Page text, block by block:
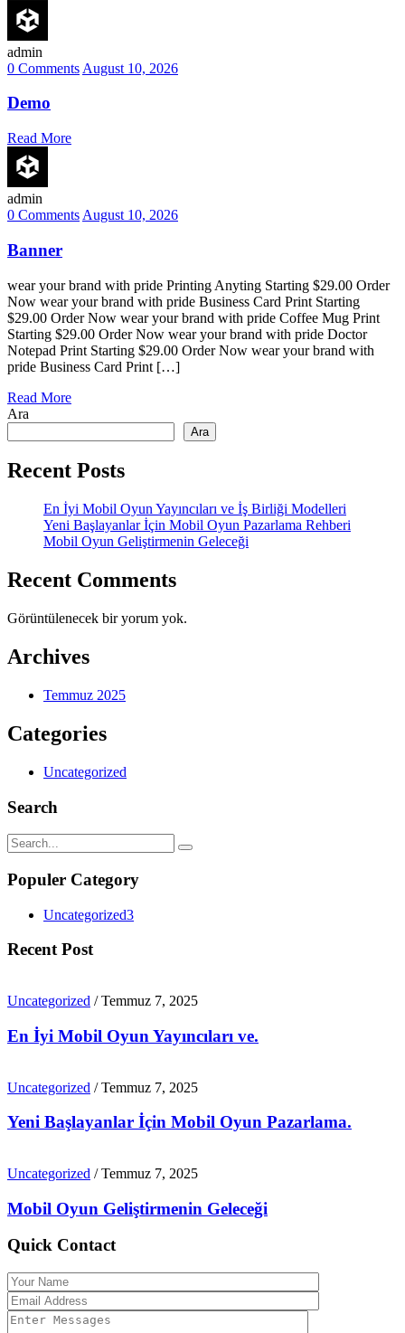
admin
0 Comments August 10, 2026
Demo
Read More
admin
0 Comments August 10, 2026
Banner
wear your brand with pride Printing Anyting Starting $29.00 Order
Now wear your brand with pride Business Card Print Starting
$29.00 Order Now wear your brand with pride Coffee Mug Print
Starting $29.00 Order Now wear your brand with pride Doctor
Notepad Print Starting $29.00 Order Now wear your brand with
pride Business Card Print […]
Read More
Ara
Ara
Recent Posts
En İyi Mobil Oyun Yayıncıları ve İş Birliği Modelleri
Yeni Başlayanlar İçin Mobil Oyun Pazarlama Rehberi
Mobil Oyun Geliştirmenin Geleceği
Recent Comments
Görüntülenecek bir yorum yok.
Archives
Temmuz 2025
Categories
Uncategorized
Search
Populer Category
Uncategorized3
Recent Post
Uncategorized / Temmuz 7, 2025
En İyi Mobil Oyun Yayıncıları ve.
Uncategorized / Temmuz 7, 2025
Yeni Başlayanlar İçin Mobil Oyun Pazarlama.
Uncategorized / Temmuz 7, 2025
Mobil Oyun Geliştirmenin Geleceği
Quick Contact